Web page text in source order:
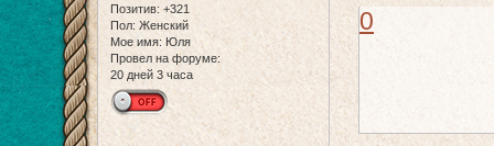
Позитив: +321
Пол: Женский
Мое имя: Юля
Провел на форуме:
20 дней 3 часа
0